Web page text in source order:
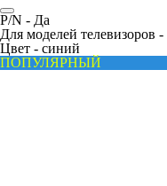
P/N - Да
Для моделей телевизоров -
Цвет - синий
ПОПУЛЯРНЫЙ